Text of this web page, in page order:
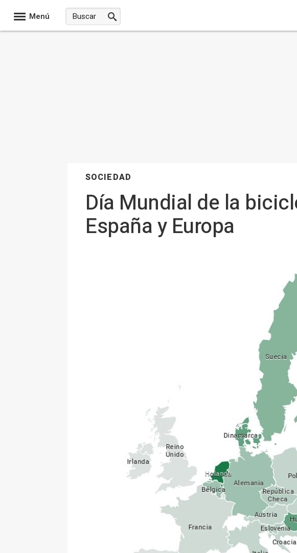
Menú
SOCIEDAD
Día Mundial de la
España y Europa